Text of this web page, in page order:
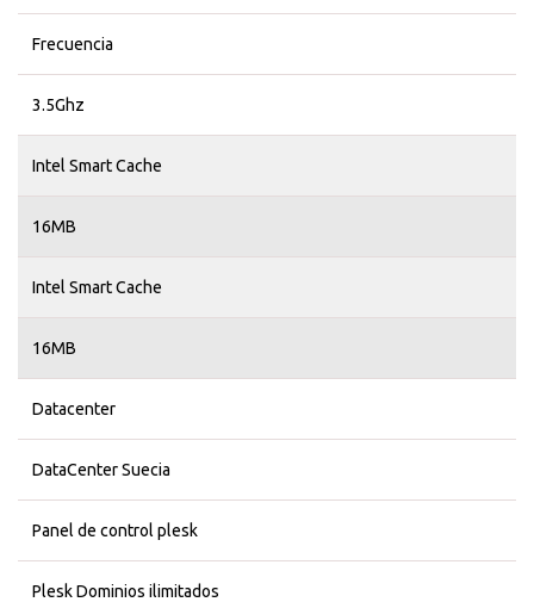
Frecuencia
3.5Ghz
Intel Smart Cache
16MB
Intel Smart Cache
16MB
Datacenter
DataCenter Suecia
Panel de control plesk
Plesk Dominios ilimitados